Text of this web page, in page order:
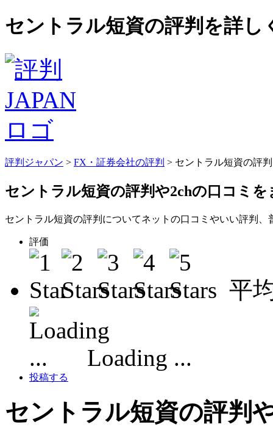
セントラル短資の評判を詳し
評判ジャパン > FX・証券会社の評判 > セントラル短資の評
セントラル短資の評判や2chの口コミ
セントラル短資の評判についてネットの口コミやいい評判
評価
平
Loading ...
投稿する
セントラル短資の評判